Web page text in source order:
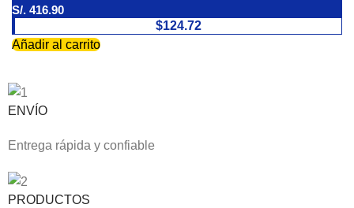
S/. 416.90
$124.72
Añadir al carrito
ENVÍO
Entrega rápida y confiable
PRODUCTOS